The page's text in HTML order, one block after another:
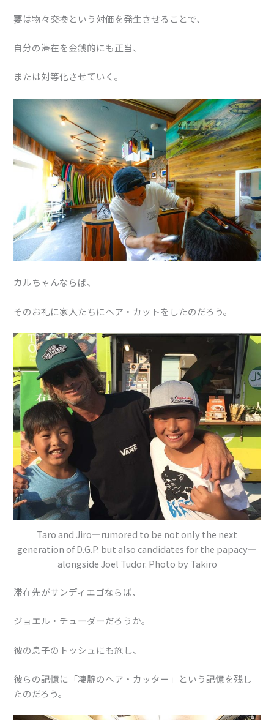
要は物々交換という対価を発生させることで、
自分の滞在を金銭的にも正当、
または対等化させていく。
カルちゃんならば、
そのお礼に家人たちにヘア・カットをしたのだろう。
Taro and Jiro—rumored to be not only the next
generation of D.G.P. but also candidates for the papacy—
alongside Joel Tudor. Photo by Takiro
滞在先がサンディエゴならば、
ジョエル・チューダーだろうか。
彼の息子のトッシュにも施し、
彼らの記憶に「凄腕のヘア・カッター」という記憶を残し
たのだろう。